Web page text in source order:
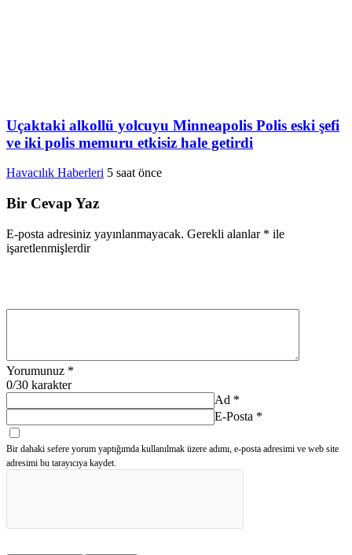
Uçaktaki alkollü yolcuyu Minneapolis Polis eski şefi
ve iki polis memuru etkisiz hale getirdi
Havacılık Haberleri 5 saat önce
Bir Cevap Yaz
E-posta adresiniz yayınlanmayacak. Gerekli alanlar * ile
işaretlenmişlerdir
Yorumunuz *
0/30 karakter
Ad *
E-Posta *
Bir dahaki sefere yorum yaptığımda kullanılmak üzere adımı, e-posta adresimi ve web site
adresimi bu tarayıcıya kaydet.